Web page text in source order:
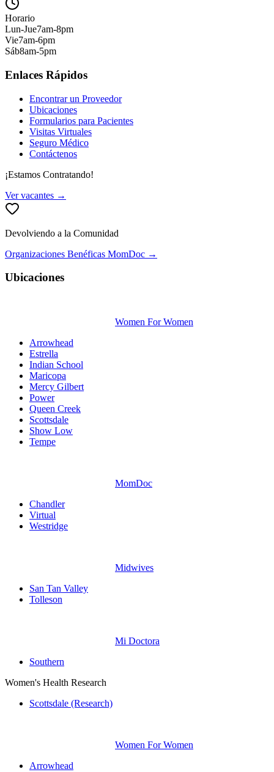
Horario
Lun-Jue7am-8pm
Vie7am-6pm
Sáb8am-5pm
Enlaces Rápidos
Encontrar un Proveedor
Ubicaciones
Formularios para Pacientes
Visitas Virtuales
Seguro Médico
Contáctenos
¡Estamos Contratando!
Ver vacantes →
Devolviendo a la Comunidad
Organizaciones Benéficas MomDoc →
Ubicaciones
Women For Women
Arrowhead
Estrella
Indian School
Maricopa
Mercy Gilbert
Power
Queen Creek
Scottsdale
Show Low
Tempe
MomDoc
Chandler
Virtual
Westridge
Midwives
San Tan Valley
Tolleson
Mi Doctora
Southern
Women's Health Research
Scottsdale (Research)
Women For Women
Arrowhead